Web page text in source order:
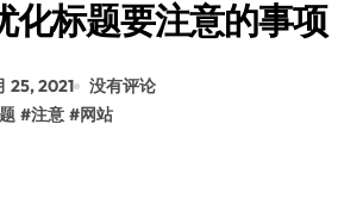
化标题要注意的事项
25, 2021
没有评论
#注意 #网站